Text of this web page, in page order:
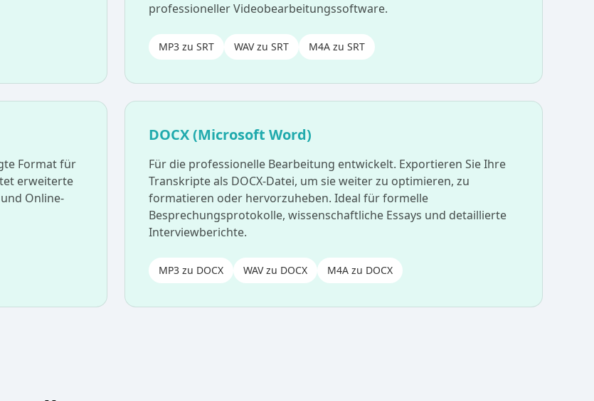
professioneller Videobearbeitungssoftware.
MP3 zu SRT WAV zu SRT M4A zu SRT
Format für
erweiterte
Online-
DOCX (Microsoft Word)
Für die professionelle Bearbeitung entwickelt. Exportieren Sie Ihre
Transkripte als DOCX-Datei, um sie weiter zu optimieren, zu
formatieren oder hervorzuheben. Ideal für formelle
Besprechungsprotokolle, wissenschaftliche Essays und detaillierte
Interviewberichte.
MP3 zu DOCX WAV zu DOCX M4A zu DOCX